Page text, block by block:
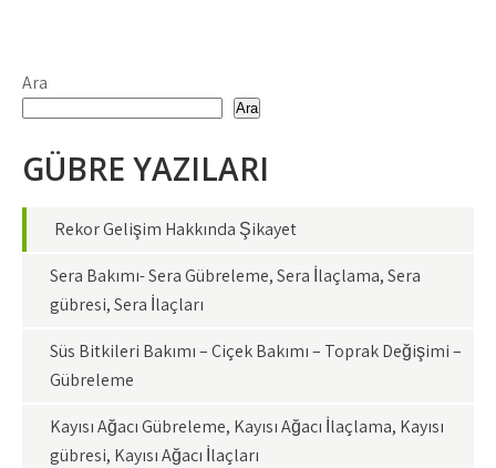
Ara
Ara
GÜBRE YAZILARI
Rekor Gelişim Hakkında Şikayet
Sera Bakımı- Sera Gübreleme, Sera İlaçlama, Sera
gübresi, Sera İlaçları
Süs Bitkileri Bakımı – Çiçek Bakımı – Toprak Değişimi –
Gübreleme
Kayısı Ağacı Gübreleme, Kayısı Ağacı İlaçlama, Kayısı
gübresi, Kayısı Ağacı İlaçları